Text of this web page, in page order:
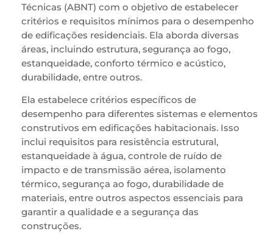
Técnicas (ABNT) com o objetivo de estabelecer
critérios e requisitos mínimos para o desempenho
de edificações residenciais. Ela aborda diversas
áreas, incluindo estrutura, segurança ao fogo,
estanqueidade, conforto térmico e acústico,
durabilidade, entre outros.
Ela estabelece critérios específicos de
desempenho para diferentes sistemas e elementos
construtivos em edificações habitacionais. Isso
inclui requisitos para resistência estrutural,
estanqueidade à água, controle de ruído de
impacto e de transmissão aérea, isolamento
térmico, segurança ao fogo, durabilidade de
materiais, entre outros aspectos essenciais para
garantir a qualidade e a segurança das
construções.